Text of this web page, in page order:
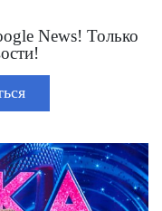
News! Только